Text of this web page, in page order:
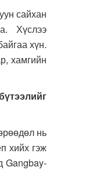
сайхан
Хүслээ
хүн.
хамгийн
нь
хийх гэж
Gangbay-